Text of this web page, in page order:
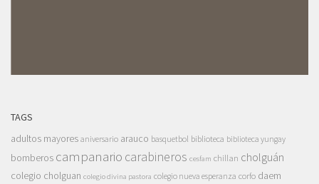
TAGS
adultos mayores aniversario arauco basquetbol biblioteca biblioteca yungay
bomberos campanario carabineros cesfam chillan cholguán
colegio cholguan colegio divina pastora colegio nueva esperanza corfo daem